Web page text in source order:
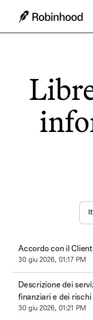
Accordo con il
30 giu 2026, 01:17 PM
Descrizione dei
finanziari e dei rischi
30 giu 2026, 01:21 PM